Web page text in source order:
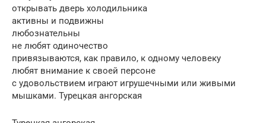
открывать дверь холодильника
активны и подвижны
любознательны
не любят одиночество
привязываются, как правило, к одному человеку
любят внимание к своей персоне
с удовольствием играют игрушечными или живыми
мышками. Турецкая ангорская